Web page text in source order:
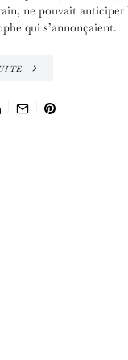
ne pouvait anticiper
qui s’annonçaient.